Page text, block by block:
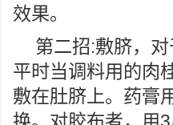
效果。
第二招:敷脐，
平时当调料用的肉
敷在肚脐上。药膏